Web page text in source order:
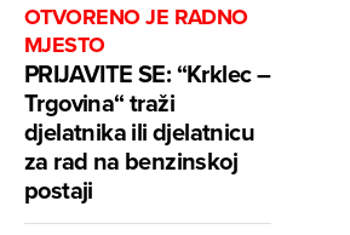
OTVORENO JE RADNO
MJESTO
PRIJAVITE SE: “Krklec –
Trgovina“ traži
djelatnika ili djelatnicu
za rad na benzinskoj
postaji